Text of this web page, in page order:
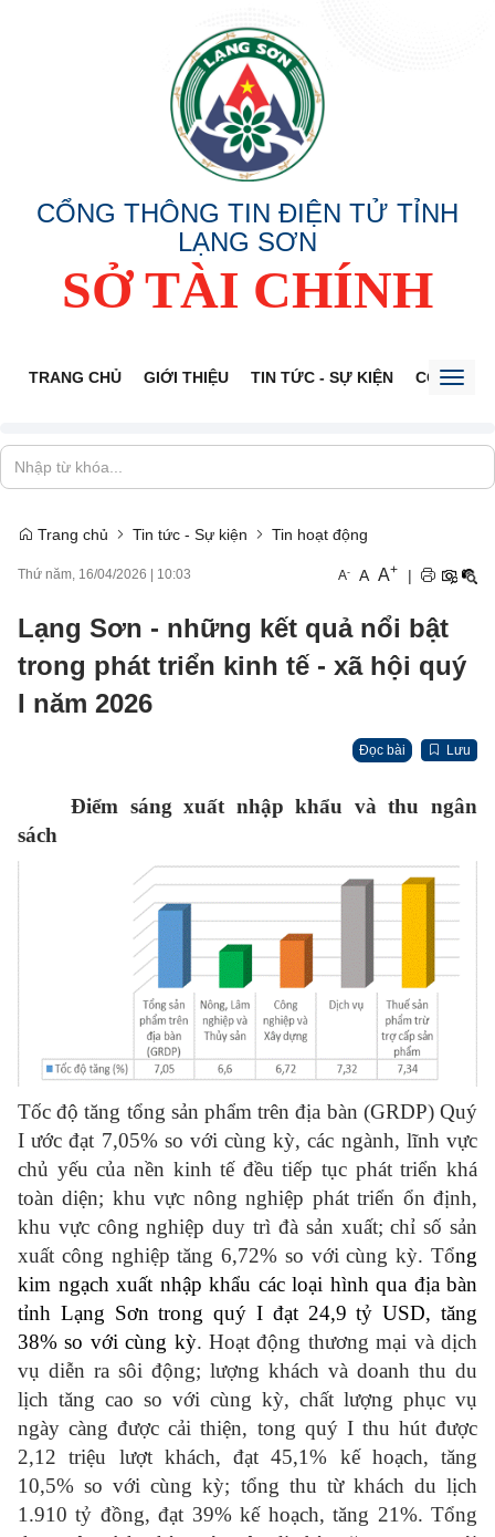
CỔNG THÔNG TIN ĐIỆN TỬ TỈNH
LẠNG SƠN
SỞ TÀI CHÍNH
TRANG CHỦ GIỚI THIỆU TIN TỨC - SỰ KIỆN CÔNG
Trang chủ Tin tức - Sự kiện Tin hoạt động
Thứ năm, 16/04/2026 10:03 A- A A+ |
Lạng Sơn - những kết quả nổi bật
trong phát triển kinh tế - xã hội quý
I năm 2026
Đọc bài Lưu
Điểm sáng xuất nhập khẩu và thu ngân
sách
Tốc độ tăng tổng sản phẩm trên địa bàn (GRDP) Quý
I ước đạt 7,05% so với cùng kỳ, các ngành, lĩnh vực
chủ yếu của nền kinh tế đều tiếp tục phát triển khá
toàn diện; khu vực nông nghiệp phát triển ổn định,
khu vực công nghiệp duy trì đà sản xuất; chỉ số sản
xuất công nghiệp tăng 6,72% so với cùng kỳ. Tổng
kim ngạch xuất nhập khẩu các loại hình qua địa bàn
tỉnh Lạng Sơn trong quý I đạt 24,9 tỷ USD, tăng
38% so với cùng kỳ. Hoạt động thương mại và dịch
vụ diễn ra sôi động; lượng khách và doanh thu du
lịch tăng cao so với cùng kỳ, chất lượng phục vụ
ngày càng được cải thiện, tong quý I thu hút được
2,12 triệu lượt khách, đạt 45,1% kế hoạch, tăng
10,5% so với cùng kỳ; tổng thu từ khách du lịch
1.910 tỷ đồng, đạt 39% kế hoạch, tăng 21%. Tổng